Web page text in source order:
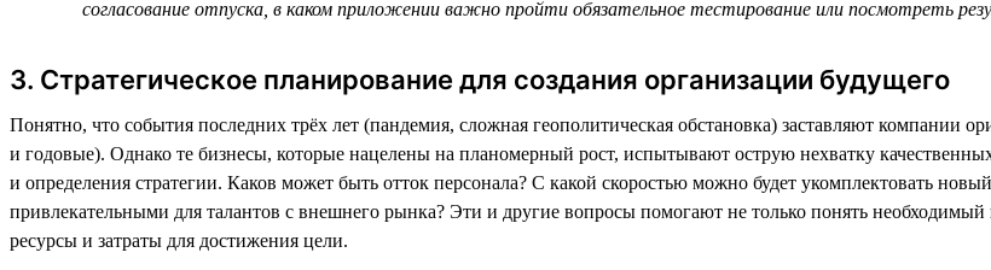
согласование отпуска, в каком приложении важно пройти обязательное тестирование или посмотреть
3. Стратегическое планирование для создания организации будущего
Понятно, что события последних трёх лет (пандемия, сложная геополитическая обстановка) заставляют компании
и годовые). Однако те бизнесы, которые нацелены на планомерный рост, испытывают острую нехватку
и определения стратегии. Каков может быть отток персонала? С какой скоростью можно будет укомплектовать
привлекательными для талантов с внешнего рынка? Эти и другие вопросы помогают не только понять
ресурсы и затраты для достижения цели.